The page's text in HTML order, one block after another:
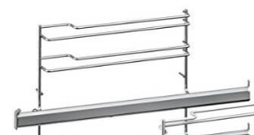
(keine
Sonderzeichen)